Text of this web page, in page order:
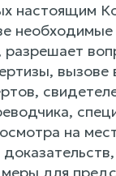
настоящим
необходимые
разрешает
вызове
на